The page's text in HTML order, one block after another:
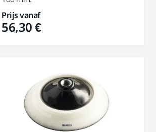
Prijs vanaf
56,30 €